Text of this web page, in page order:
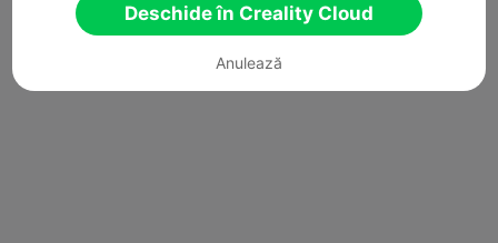
Deschide în Creality Cloud
Anulează